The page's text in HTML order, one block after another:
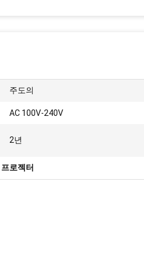
주도의
AC 100V-240V
2년
로젝터